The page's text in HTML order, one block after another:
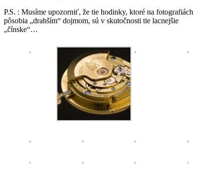
P.S. : Musíme upozorniť, že tie hodinky, ktoré na fotografiách
pôsobia „drahším“ dojmom, sú v skutočnosti tie lacnejšie
„čínske“…